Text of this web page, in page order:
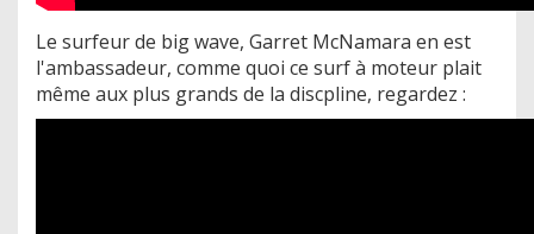
Le surfeur de big wave, Garret McNamara en est
l'ambassadeur, comme quoi ce surf à moteur plait
même aux plus grands de la discpline, regardez :